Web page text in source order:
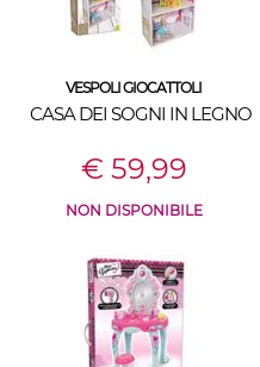
VESPOLI GIOCATTOLI
CASA DEI SOGNI IN LEGNO
€ 59,99
NON DISPONIBILE